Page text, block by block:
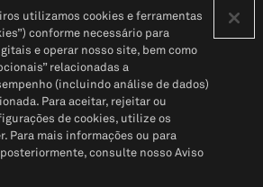
Portal de privacidade do cliente (em inglês)
Pessoais© 2026 S&P Global
utilizamos cookies e ferramentas
conforme necessário para
e operar nosso site, bem como
relacionadas a
(incluindo análise de dados)
Para aceitar, rejeitar ou
de cookies, utilize os
Para mais informações ou para
consulte nosso Aviso